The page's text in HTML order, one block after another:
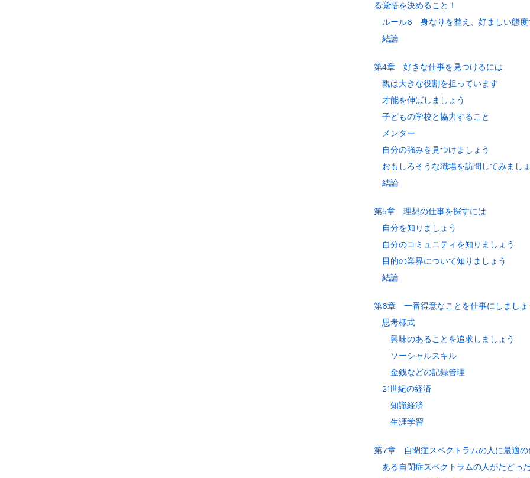
る覚悟を決めること！
ルール6 身なりを整え、好ましい態度
結論
第4章 好きな仕事を見つけるには
親は大きな役割を担っています
才能を伸ばしましょう
子どもの学校と協力すること
メンター
自分の強みを見つけましょう
おもしろそうな職場を訪問してみまし
結論
第5章 理想の仕事を探すには
自分を知りましょう
自分のコミュニティを知りましょう
目的の業界について知りましょう
結論
第6章 一番得意なことを仕事にしましょ
思考様式
興味のあることを追求しましょう
ソーシャルスキル
金銭などの記録管理
21世紀の経済
知識経済
生涯学習
第7章 自閉症スペクトラムの人に最適の
ある自閉症スペクトラムの人がたどっ